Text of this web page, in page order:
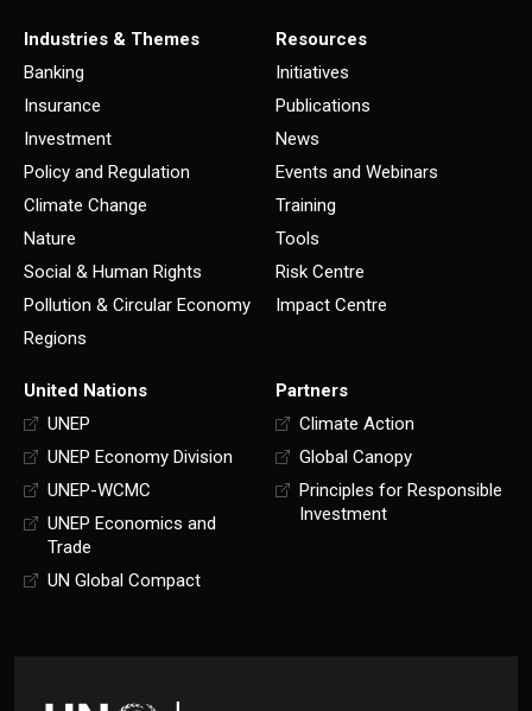
Industries & Themes
Banking
Insurance
Investment
Policy and Regulation
Climate Change
Nature
Social & Human Rights
Pollution & Circular Economy
Regions
Resources
Initiatives
Publications
News
Events and Webinars
Training
Tools
Risk Centre
Impact Centre
United Nations
UNEP
UNEP Economy Division
UNEP-WCMC
UNEP Economics and
Trade
UN Global Compact
Partners
Climate Action
Global Canopy
Principles for Responsible
Investment